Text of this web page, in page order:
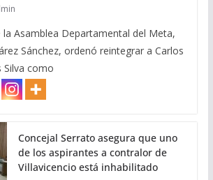
la Asamblea Departamental del Meta,
Sánchez, ordenó reintegrar a Carlos
Silva como
Concejal Serrato asegura que uno
de los aspirantes a contralor de
Villavicencio está inhabilitado